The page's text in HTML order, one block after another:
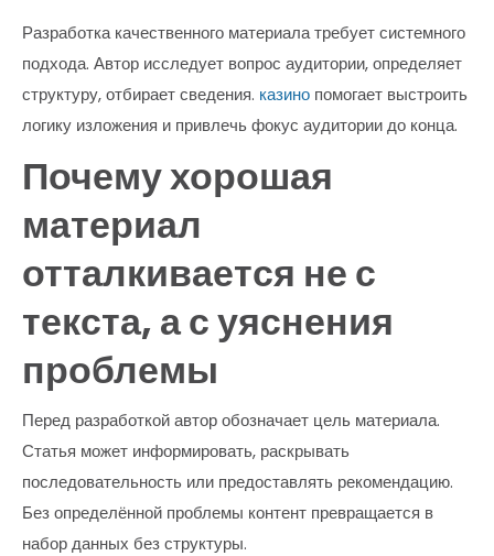
Разработка качественного материала требует системного
подхода. Автор исследует вопрос аудитории, определяет
структуру, отбирает сведения. казино помогает выстроить
логику изложения и привлечь фокус аудитории до конца.
Почему хорошая
материал
отталкивается не с
текста, а с уяснения
проблемы
Перед разработкой автор обозначает цель материала.
Статья может информировать, раскрывать
последовательность или предоставлять рекомендацию.
Без определённой проблемы контент превращается в
набор данных без структуры.